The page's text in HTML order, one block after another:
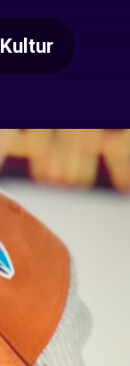
Kultur